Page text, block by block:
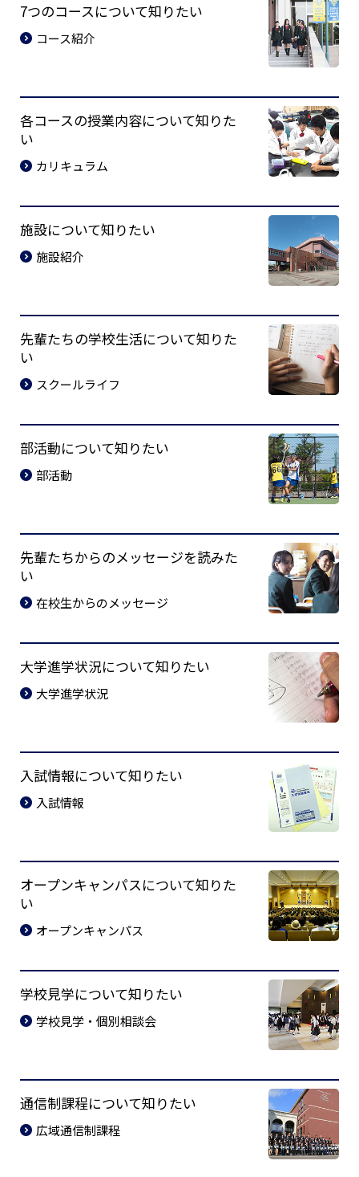
7つのコースについて知りたい
コース紹介
各コースの授業内容について知りた
い
カリキュラム
施設について知りたい
施設紹介
先輩たちの学校生活について知りた
い
スクールライフ
部活動について知りたい
部活動
先輩たちからのメッセージを読みた
い
在校生からのメッセージ
大学進学状況について知りたい
大学進学状況
入試情報について知りたい
入試情報
オープンキャンパスについて知りた
い
オープンキャンパス
学校見学について知りたい
学校見学・個別相談会
通信制課程について知りたい
広域通信制課程